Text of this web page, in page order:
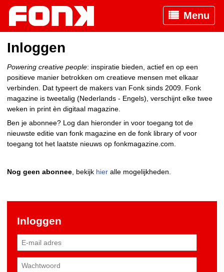
Menu
Inloggen
Powering creative people: inspiratie bieden, actief en op een
positieve manier betrokken om creatieve mensen met elkaar
verbinden. Dat typeert de makers van Fonk sinds 2009. Fonk
magazine is tweetalig (Nederlands - Engels), verschijnt elke twee
weken in print èn digitaal magazine.
Ben je abonnee? Log dan hieronder in voor toegang tot de
nieuwste editie van fonk magazine en de fonk library of voor
toegang tot het laatste nieuws op fonkmagazine.com.
Nog geen abonnee , bekijk hier alle mogelijkheden.
Inloggen